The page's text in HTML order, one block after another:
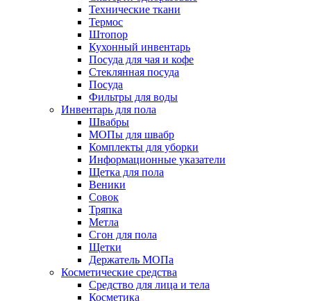
Технические ткани
Термос
Штопор
Кухонный инвентарь
Посуда для чая и кофе
Стеклянная посуда
Посуда
Фильтры для воды
Инвентарь для пола
Швабры
МОПы для швабр
Комплекты для уборки
Информационные указатели
Щетка для пола
Веники
Совок
Тряпка
Метла
Сгон для пола
Щетки
Держатель МОПа
Косметические средства
Средство для лица и тела
Косметика